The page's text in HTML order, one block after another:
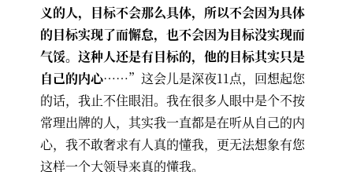
义的人，目标不会那么具体，所以不会因为具体
的目标实现了而懈怠，也不会因为目标没实现而
气馁。这种人还是有目标的，他的目标其实只是
自己的内心……”这会儿是深夜11点，回想起您
的话，我止不住眼泪。我在很多人眼中是个不按
常理出牌的人，其实我一直都是在听从自己的内
心，我不敢奢求有人真的懂我，更无法想象有您
这样一个大领导来真的懂我。